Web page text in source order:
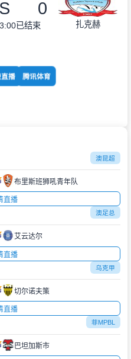
0
已结束 扎克赫
播 腾讯体育
澳昆超
布里斯班狮吼青年队
直播
澳足总
艾云达尔
直播
乌克甲
切尔诺夫策
直播
菲MPBL
巴坦加斯市